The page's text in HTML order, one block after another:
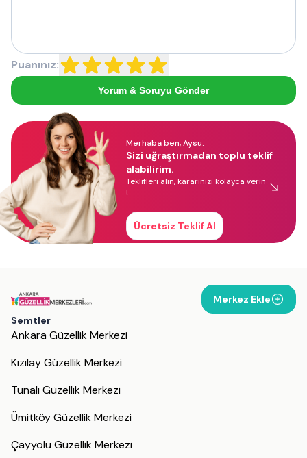
Puanınız:
Yorum & Soruyu Gönder
Merhaba ben, Aysu.
Sizi uğraştırmadan toplu teklif
alabilirim.
Teklifleri alın, kararınızı kolayca verin
!
Ücretsiz Teklif Al
Merkez Ekle
Semtler
Ankara Güzellik Merkezi
Kızılay Güzellik Merkezi
Tunalı Güzellik Merkezi
Ümitköy Güzellik Merkezi
Çayyolu Güzellik Merkezi